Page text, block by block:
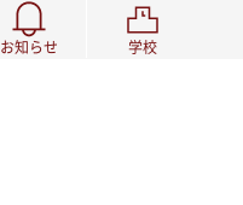
お知らせ 学校